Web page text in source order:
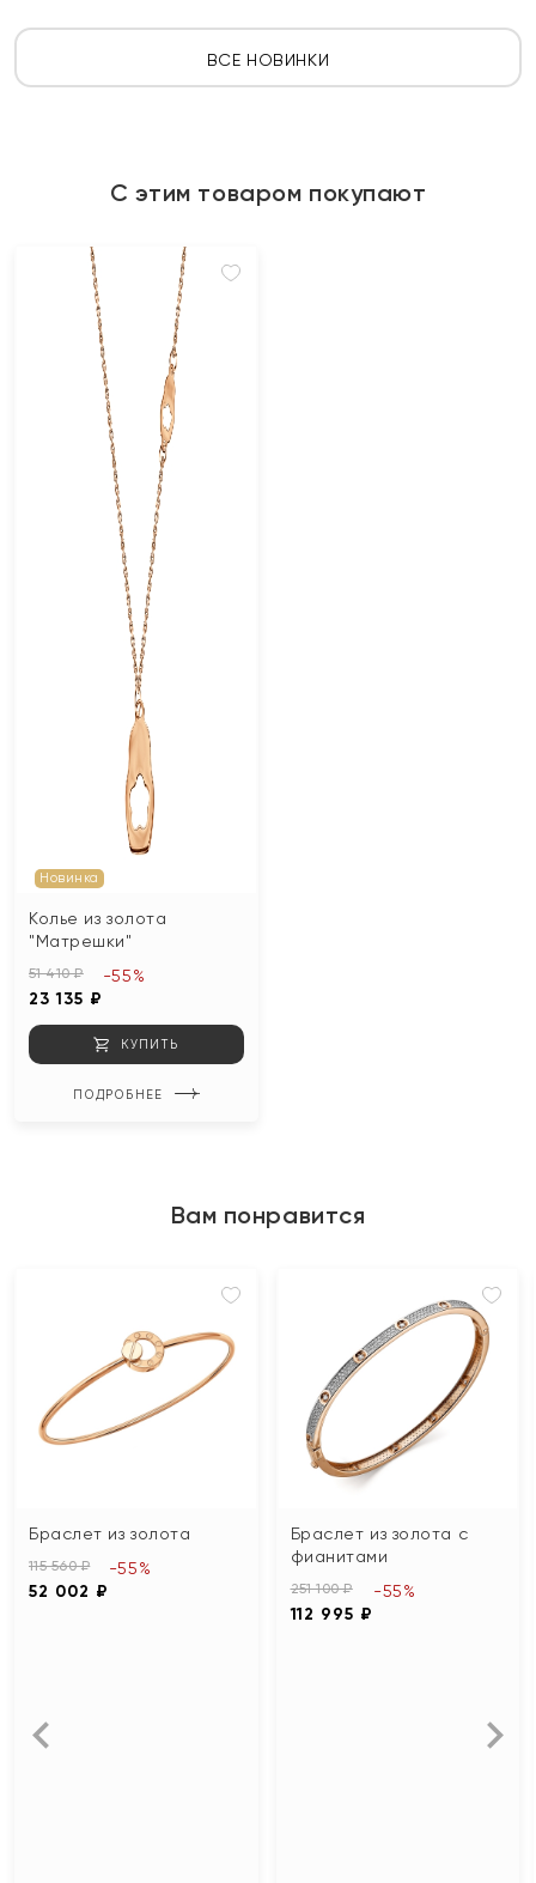
ВСЕ НОВИНКИ
С этим товаром покупают
Новинка
Колье из золота
"Матрешки"
51 410 ₽
23 135 ₽
-55%
КУПИТЬ
ПОДРОБНЕЕ
Вам понравится
Браслет из золота
115 560 ₽
52 002 ₽
-55%
Браслет из золота с
фианитами
251 100 ₽
112 995 ₽
-55%